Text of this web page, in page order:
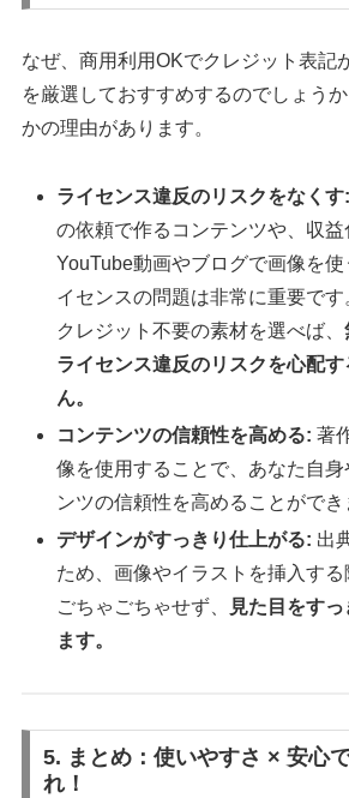
なぜ、商用利用OKでクレジット表記
を厳選しておすすめするのでしょう
かの理由があります。
ライセンス違反のリスクをなくす:
の依頼で作るコンテンツや、収益
YouTube動画やブログで画像を
イセンスの問題は非常に重要で
クレジット不要の素材を選べば、
ライセンス違反のリスクを心配
ん。
コンテンツの信頼性を高める: 著
像を使用することで、あなた自
ンツの信頼性を高めることができ
デザインがすっきり仕上がる: 出
ため、画像やイラストを挿入す
ごちゃごちゃせず、
見た目をす
ます。
5. まとめ：使いやすさ × 安心
れ！